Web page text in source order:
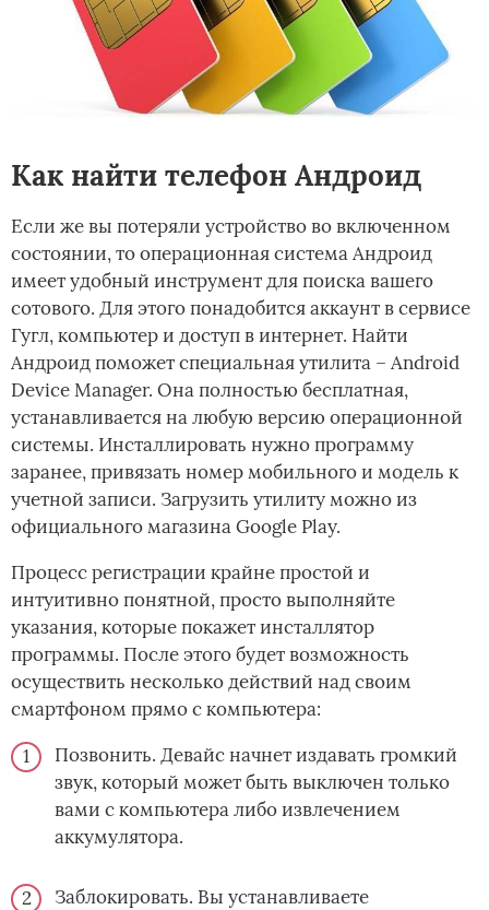
Как найти телефон Андроид
Если же вы потеряли устройство во включенном
состоянии, то операционная система Андроид
имеет удобный инструмент для поиска вашего
сотового. Для этого понадобится аккаунт в сервисе
Гугл, компьютер и доступ в интернет. Найти
Андроид поможет специальная утилита – Android
Device Manager. Она полностью бесплатная,
устанавливается на любую версию операционной
системы. Инсталлировать нужно программу
заранее, привязать номер мобильного и модель к
учетной записи. Загрузить утилиту можно из
официального магазина Google Play.
Процесс регистрации крайне простой и
интуитивно понятной, просто выполняйте
указания, которые покажет инсталлятор
программы. После этого будет возможность
осуществить несколько действий над своим
смартфоном прямо с компьютера:
Позвонить. Девайс начнет издавать громкий
звук, который может быть выключен только
вами с компьютера либо извлечением
аккумулятора.
Заблокировать. Вы устанавливаете